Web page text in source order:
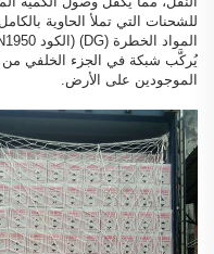
يُركَّب شبكة في الجزء الخلفي من
الموجودين على الأرض.